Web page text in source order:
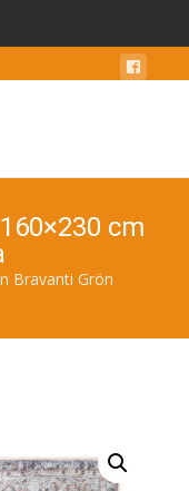
cm
Bravanti Grön